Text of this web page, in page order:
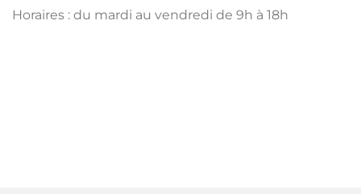
Horaires : du mardi au vendredi de 9h à 18h